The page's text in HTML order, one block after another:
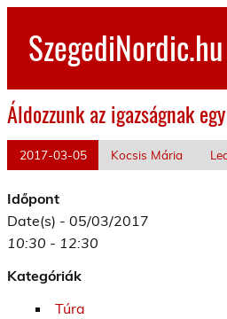
Skip
contentSzegediNordic.hu
Áldozzunk az igazságnak
2017-03-05 Kocsis Mária
Időpont
Date(s) - 05/03/2017
10:30 - 12:30
Kategóriák
Túra